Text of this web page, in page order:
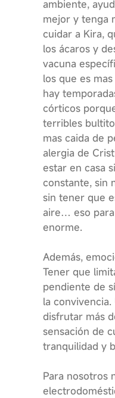
ambiente,
mejor y tenga
cuidar a Kira,
los ácaros y
vacuna
los que es
hay
córticos
terribles
mas caida de
alergia de
estar en casa
constante, sin
sin tener que
aire… eso
enorme.
Además,
Tener que
pendiente de
la
disfrutar más
sensación de
tranquilidad y
Para nosotros